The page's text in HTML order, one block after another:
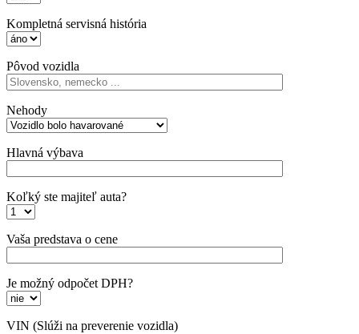
Kompletná servisná história
Pôvod vozidla
Nehody
Hlavná výbava
Koľký ste majiteľ auta?
Vaša predstava o cene
Je možný odpočet DPH?
VIN (Slúži na preverenie vozidla)